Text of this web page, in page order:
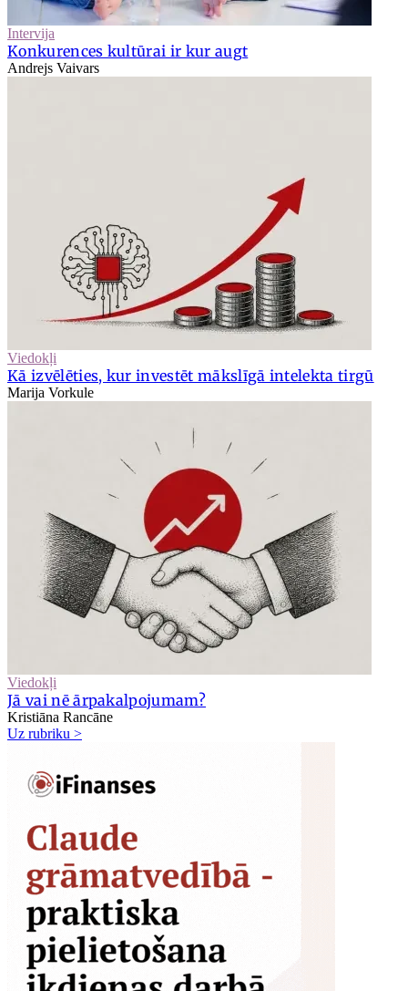
Intervija
Konkurences kultūrai ir kur augt
Andrejs Vaivars
Viedokļi
Kā izvēlēties, kur investēt mākslīgā intelekta tirgū
Marija Vorkule
Viedokļi
Jā vai nē ārpakalpojumam?
Kristiāna Rancāne
Uz rubriku >